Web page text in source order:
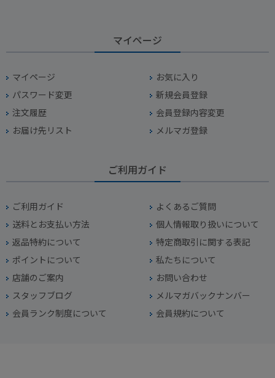
マイページ
マイページ
お気に入り
パスワード変更
新規会員登録
注文履歴
会員登録内容変更
お届け先リスト
メルマガ登録
ご利用ガイド
ご利用ガイド
よくあるご質問
送料とお支払い方法
個人情報取り扱いについて
返品特約について
特定商取引に関する表記
ポイントについて
私たちについて
店舗のご案内
お問い合わせ
スタッフブログ
メルマガバックナンバー
会員ランク制度について
会員規約について